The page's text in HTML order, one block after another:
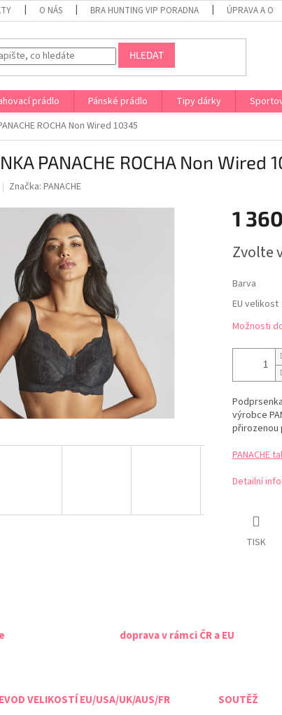
O NÁS BRA HUNTING VIP PORADNA ÚPRAVA A
HLEDAT
prádlo Pánské prádlo Tipy dárky
ROCHA Non Wired 10345
PANACHE ROCHA Non Wired
Značka: PANACHE
1
cena:
Zvolte
Barva
EU velikost
Možnosti
výrobce
přirozenou
PANACHE
Detailní
TISK
doprava v rámci ČR a EU
VELIKOSTÍ EU/USA/UK/AUS/FR SOUTĚŽ